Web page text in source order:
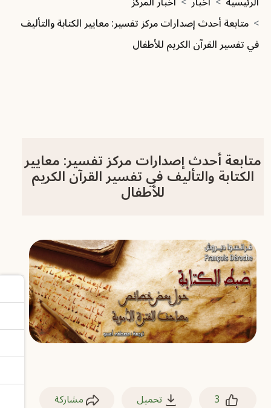
متابعة أحدث إصدارات مركز تفسير: معايير الكتابة والتأليف
في تفسير القرآن الكريم للأطفال
متابعة أحدث إصدارات مركز تفسير: معايير
الكتابة والتأليف في تفسير القرآن الكريم
للأطفال
3 تحميل مشاركة